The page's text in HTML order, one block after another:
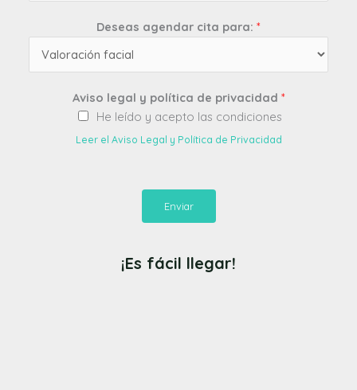
Deseas agendar cita para: *
Aviso legal y política de privacidad *
He leído y acepto las condiciones
Leer el Aviso Legal y Política de Privacidad
Enviar
¡Es fácil llegar!